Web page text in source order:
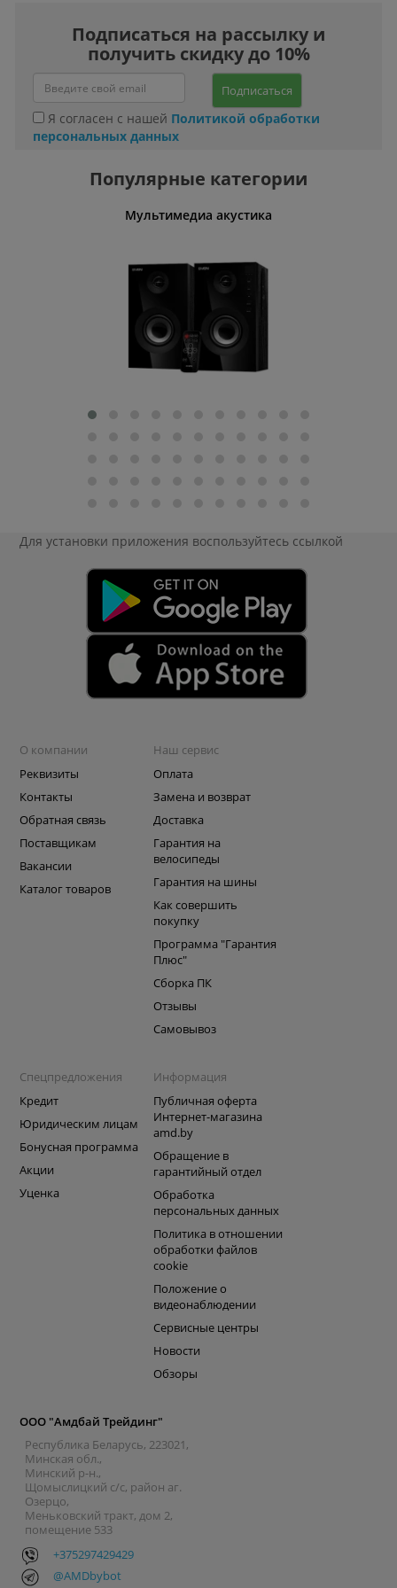
Подписаться на рассылку и
получить скидку до 10%
Подписаться
Я согласен с нашей Политикой обработки
персональных данных
Популярные категории
Мультимедиа акустика
Для установки приложения воспользуйтесь ссылкой
О компании
Реквизиты
Контакты
Обратная связь
Поставщикам
Вакансии
Каталог товаров
Наш сервис
Оплата
Замена и возврат
Доставка
Гарантия на
велосипеды
Гарантия на шины
Как совершить
покупку
Программа "Гарантия
Плюс"
Сборка ПК
Отзывы
Самовывоз
Спецпредложения
Кредит
Юридическим лицам
Бонусная программа
Акции
Уценка
Информация
Публичная оферта
Интернет-магазина
amd.by
Обращение в
гарантийный отдел
Обработка
персональных данных
Политика в отношении
обработки файлов
cookie
Положение о
видеонаблюдении
Сервисные центры
Новости
Обзоры
ООО "Амдбай Трейдинг"
Республика Беларусь, 223021,
Минская обл.,
Минский р-н.,
Щомыслицкий с/с, район аг.
Озерцо,
Меньковский тракт, дом 2,
помещение 533
+375297429429
@AMDbybot